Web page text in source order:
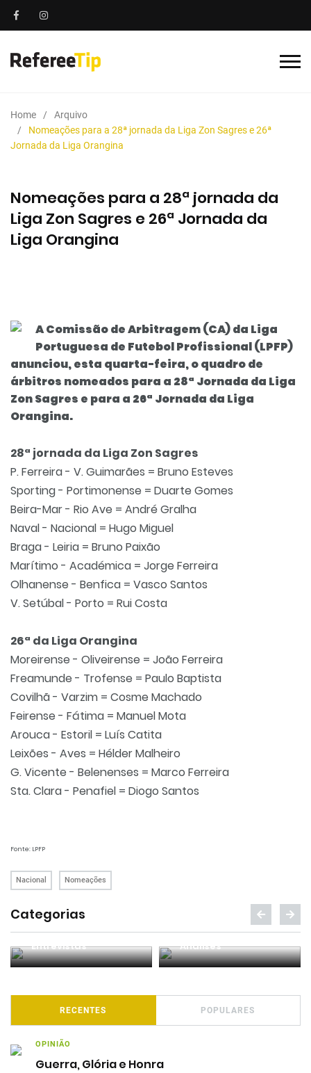
Home
Arquivo
Nomeações para a 28ª jornada da Liga Zon Sagres e 26ª
Jornada da Liga Orangina
Nomeações para a 28ª jornada da
Liga Zon Sagres e 26ª Jornada da
Liga Orangina
A Comissão de Arbitragem (CA) da Liga
Portuguesa de Futebol Profissional (LPFP)
anunciou, esta quarta-feira, o quadro de
árbitros nomeados para a 28ª Jornada da Liga
Zon Sagres e para a 26ª Jornada da Liga
Orangina.
28ª jornada da Liga Zon Sagres
P. Ferreira - V. Guimarães = Bruno Esteves
Sporting - Portimonense = Duarte Gomes
Beira-Mar - Rio Ave = André Gralha
Naval - Nacional = Hugo Miguel
Braga - Leiria = Bruno Paixão
Marítimo - Académica = Jorge Ferreira
Olhanense - Benfica = Vasco Santos
V. Setúbal - Porto = Rui Costa
26ª da Liga Orangina
Moreirense - Oliveirense = João Ferreira
Freamunde - Trofense = Paulo Baptista
Covilhã - Varzim = Cosme Machado
Feirense - Fátima = Manuel Mota
Arouca - Estoril = Luís Catita
Leixões - Aves = Hélder Malheiro
G. Vicente - Belenenses = Marco Ferreira
Sta. Clara - Penafiel = Diogo Santos
Fonte: LPFP
Nacional Nomeações
Categorias
Entrevistas Análises
RECENTES POPULARES
OPINIÃO
Guerra, Glória e Honra